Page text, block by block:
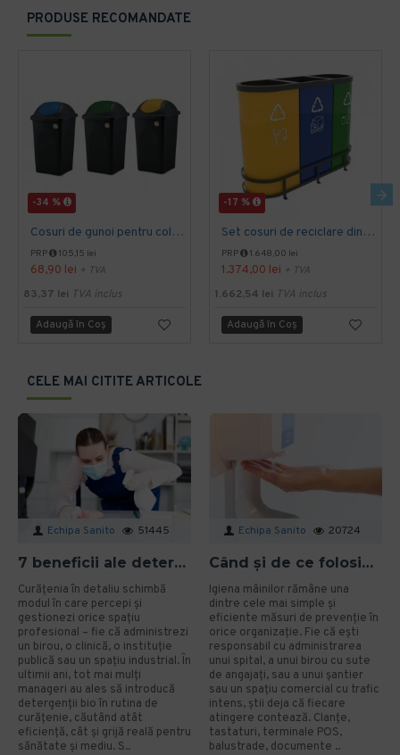
PRODUSE RECOMANDATE
-34 %
Cosuri de gunoi pentru colectare selectiva, Multipat, 30 litri
PRP 105,15 lei
68,90 lei + TVA
83,37 lei TVA inclus
Adaugă în Coş
-17 %
Set cosuri de reciclare din metal ultra rezistent, MALMO B, Best-seller, 3x60L, 92x32x65 cm
PRP 1.648,00 lei
1.374,00 lei + TVA
1.662,54 lei TVA inclus
Adaugă în Coş
CELE MAI CITITE ARTICOLE
Echipa Sanito 51445
7 beneficii ale detergenților bio pentru mediu și sănătate în spațiile profesionale
Curățenia în detaliu schimbă
modul în care percepi și
gestionezi orice spațiu
profesional – fie că administrezi
un birou, o clinică, o instituție
publică sau un spațiu industrial. În
ultimii ani, tot mai mulți
manageri au ales să introducă
detergenții bio în rutina de
curățenie, căutând atât
eficiență, cât și grijă reală pentru
sănătate și mediu. S..
Echipa Sanito 20724
Când și de ce folosim gelul dezinfectant? Ghid aplicat pentru organizații
Igiena mâinilor rămâne una
dintre cele mai simple și
eficiente măsuri de prevenție în
orice organizație. Fie că ești
responsabil cu administrarea
unui spital, a unui birou cu sute
de angajați, sau a unui șantier
sau un spațiu comercial cu trafic
intens, știi deja că fiecare
atingere contează. Clanțe,
tastaturi, terminale POS,
balustrade, documente ..